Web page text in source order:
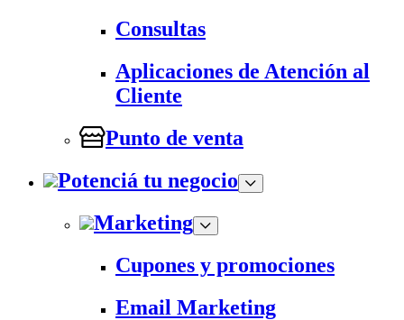
Consultas
Aplicaciones de Atención al
Cliente
Punto de venta
Potenciá tu negocio
Marketing
Cupones y promociones
Email Marketing